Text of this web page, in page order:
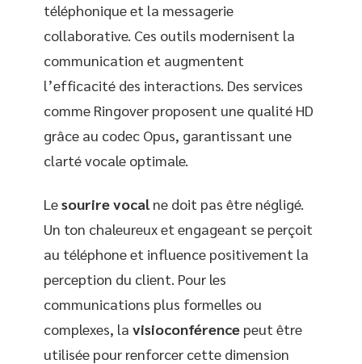
téléphonique et la messagerie
collaborative. Ces outils modernisent la
communication et augmentent
l’efficacité des interactions. Des services
comme Ringover proposent une qualité HD
grâce au codec Opus, garantissant une
clarté vocale optimale.
Lesourire vocal ne doit pas être négligé.
Un ton chaleureux et engageant se perçoit
au téléphone et influence positivement la
perception du client. Pour les
communications plus formelles ou
complexes, la visioconférence peut être
utilisée pour renforcer cette dimension